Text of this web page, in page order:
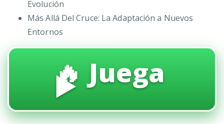
Evolución
Más Allá Del Cruce: La Adaptación a Nuevos
Entornos
🔥 Juega
▶️